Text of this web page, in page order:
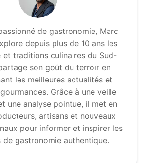
de gastronomie, Marc
depuis plus de 10 ans les
et traditions culinaires du Sud-
son goût du terroir en
les meilleures actualités et
Grâce à une veille
une analyse pointue, il met en
artisans et nouveaux
pour informer et inspirer les
de gastronomie authentique.